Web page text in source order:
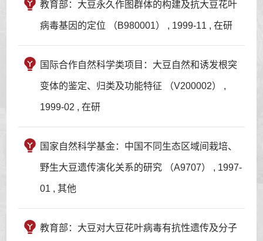
教育部：大豆永久作图群体的构建及抗大豆花叶
病毒基因的定位 （B980001） , 1999-11 , 在研
国际合作自然科学类项目：大豆自然和诱发根突
变体的鉴定、归类及功能特征 （V200002） ,
1999-02 , 在研
国家自然科学基金：中国不同生态区域间栽培、
野生大豆遗传演化关系的研究 （A9707） , 1997-
01 , 其他
教育部：大豆对大豆花叶病毒有抗性遗传及分子